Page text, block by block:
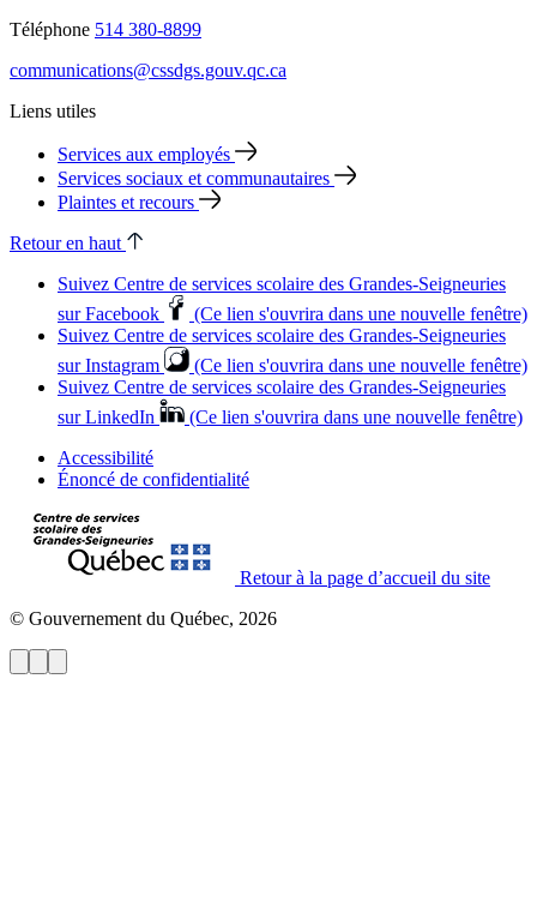
Téléphone 514 380-8899
communications@cssdgs.gouv.qc.ca
Liens utiles
Services aux employés
Services sociaux et communautaires
Plaintes et recours
Retour en haut
Suivez Centre de services scolaire des Grandes‑Seigneuries
sur Facebook
(Ce lien s'ouvrira dans une nouvelle fenêtre)
Suivez Centre de services scolaire des Grandes‑Seigneuries
sur Instagram
(Ce lien s'ouvrira dans une nouvelle fenêtre)
Suivez Centre de services scolaire des Grandes‑Seigneuries
sur LinkedIn
(Ce lien s'ouvrira dans une nouvelle fenêtre)
Accessibilité
Énoncé de confidentialité
Retour à la page d’accueil du site
© Gouvernement du Québec, 2026